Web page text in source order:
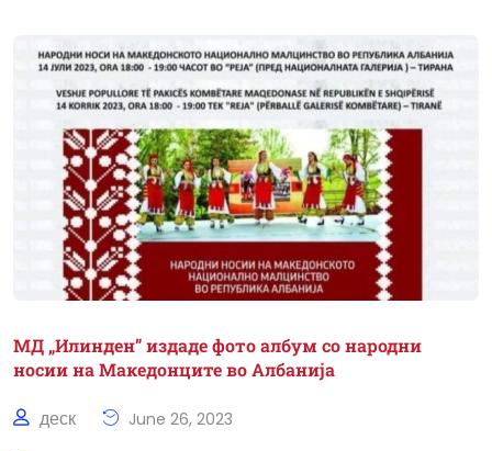
МД „Илинден” издаде фото албум со народни
носии на Македонците во Албанија
деск June 26, 2023